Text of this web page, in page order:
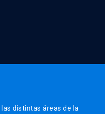
distintas áreas de la